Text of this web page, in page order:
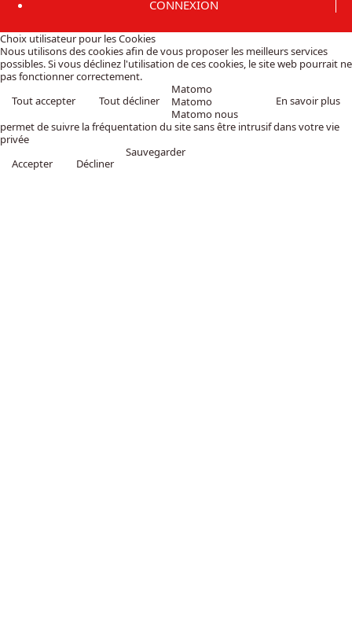
CONNEXION
Choix utilisateur pour les Cookies
Nous utilisons des cookies afin de vous proposer les meilleurs services
possibles. Si vous déclinez l'utilisation de ces cookies, le site web pourrait ne
pas fonctionner correctement.
Tout accepter
Tout décliner En savoir plus
Matomo
Matomo
Matomo nous
permet de suivre la fréquentation du site sans être intrusif dans votre vie
privée
Accepter
Décliner
Sauvegarder